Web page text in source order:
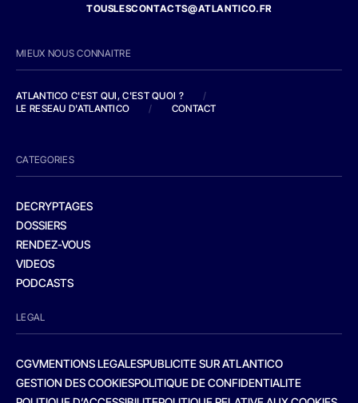
TOUSLESCONTACTS@ATLANTICO.FR
MIEUX NOUS CONNAITRE
ATLANTICO C'EST QUI, C'EST QUOI ?
/
LE RESEAU D'ATLANTICO
/ CONTACT
CATEGORIES
DECRYPTAGES
DOSSIERS
RENDEZ-VOUS
VIDEOS
PODCASTS
LEGAL
CGVMENTIONS LEGALESPUBLICITE SUR ATLANTICO
GESTION DES COOKIESPOLITIQUE DE CONFIDENTIALITE